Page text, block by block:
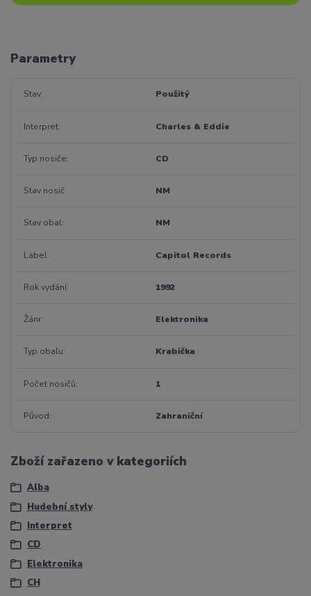
Parametry
Stav Použitý
Interpret Charles & Eddie
Typ nosiče CD
Stav nosič NM
Stav obal NM
Label Capitol Records
Rok vydání 1992
Žánr Elektronika
Typ obalu Krabička
Počet nosičů 1
Původ Zahraniční
Zboží zařazeno v kategoriích
Alba
Hudební styly
Interpret
CD
Elektronika
CH